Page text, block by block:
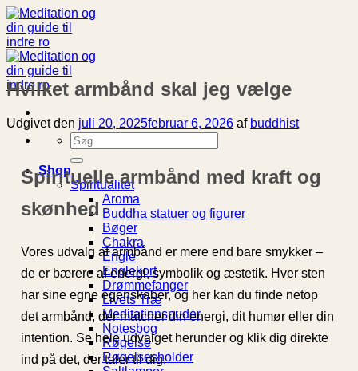
Fortsæt
til
indhold
Søg
efter:
Shop
Spiritualitet
Aroma
Buddha statuer og figurer
Bøger
Chakra
Engle
Englekort
Drømmefanger
Livets Træ
Meditationspuder
Notesbog
Røgelse
Røgelsesholder
Hvilket armbånd skal jeg vælge
Udgivet den juli 20, 2025februar 6, 2026 af buddhist
Spirituelle armbånd med kraft og
skønhed
Vores udvalg af armbånd er mere end bare smykker –
de er bærere af energi, symbolik og æstetik. Hver sten
har sine egne egenskaber, og her kan du finde netop
det armbånd, der matcher din energi, dit humør eller din
intention. Se hele udvalget herunder og klik dig direkte
ind på det, der taler til dig.